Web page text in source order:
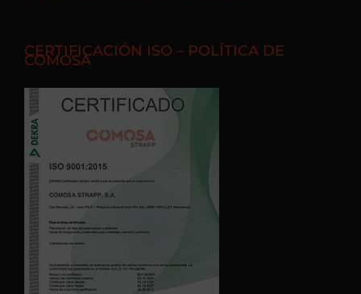
CERTIFICACIÓN ISO – POLÍTICA DE
COMOSA